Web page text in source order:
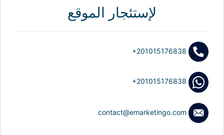
لإستئجار الموقع
+201015176838
+201015176838
contact@emarketingo.com